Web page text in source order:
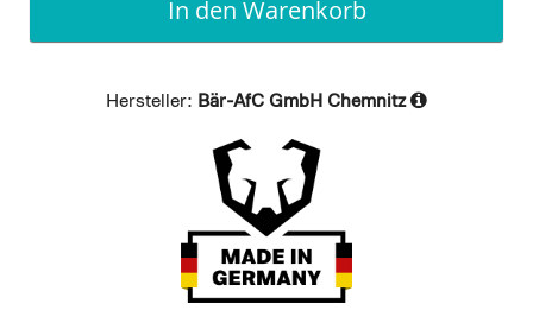
In den Warenkorb
Hersteller: Bär-AfC GmbH Chemnitz